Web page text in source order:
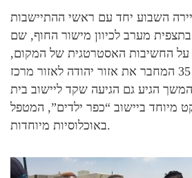
השבוע יחד עם ראשי ההתיישבות
מערב לכיוון מישור החוף, שם
החשיבות האסטרטגית של המקום,
וכן על חשיבות כביש 35 המחבר את אזור יהודה לאזור מרכז
הגיע גם הגיעה שקד ליישוב בית
מיוחד ביישוב “כפר ילדים”, המטפל
באוכלוסיות מיוחדות.